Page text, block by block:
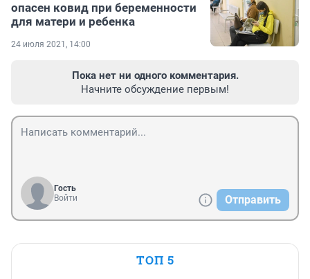
опасен ковид при беременности
для матери и ребенка
24 июля 2021, 14:00
Пока нет ни одного комментария.
Начните обсуждение первым!
Гость
Войти
Отправить
ТОП 5